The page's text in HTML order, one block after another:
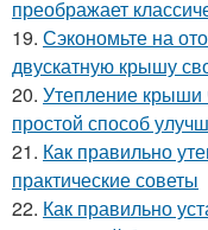
преображает
19. Сэкономьте на
двускатную крышу
20. Утепление крыши
простой способ
21. Как правильно
практические советы
22. Как правильно